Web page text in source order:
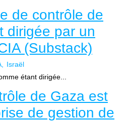
de contrôle de
dirigée par un
(Substack)
Israël
étant dirigée...
de Gaza est
de gestion de